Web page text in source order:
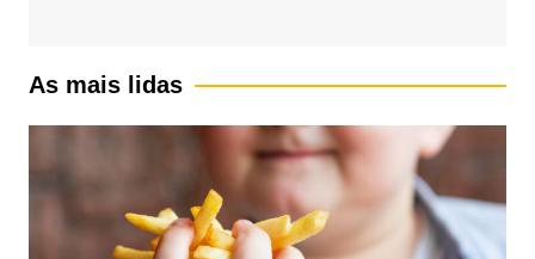
As mais lidas